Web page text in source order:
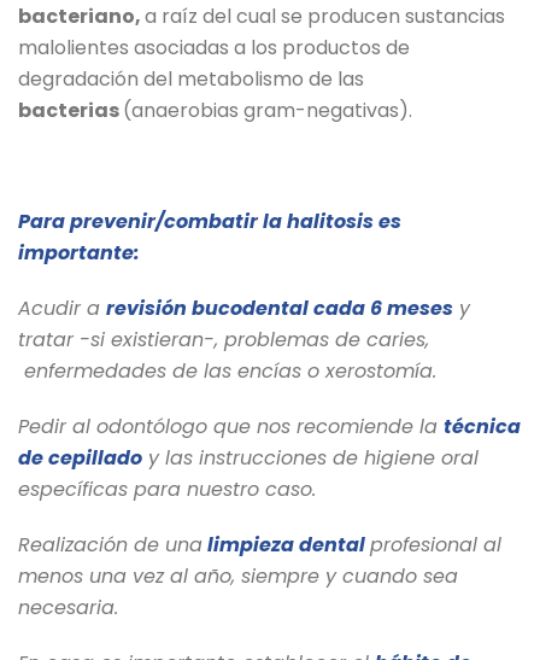
bacteriano,a raíz del cual se producen sustancias
malolientes asociadas a los productos de
degradación del metabolismo de las
bacterias(anaerobias gram-negativas).
Para prevenir/combatir la halitosis es
importante:
Acudir a revisión bucodental cada 6 meses y
tratar -si existieran-, problemas de caries,
enfermedades de las encías o xerostomía.
Pedir al odontólogo que nos recomiende la técnica
de cepillado y las instrucciones de higiene oral
específicas para nuestro caso.
Realización de unalimpieza dentalprofesional al
menos una vez al año, siempre y cuando sea
necesaria.